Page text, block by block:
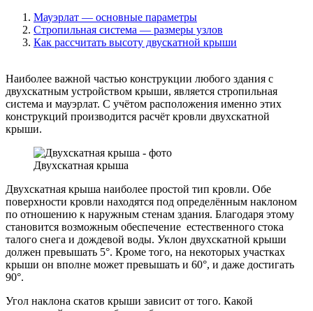
Мауэрлат — основные параметры
Стропильная система — размеры узлов
Как рассчитать высоту двускатной крыши
Наиболее важной частью конструкции любого здания с
двухскатным устройством крыши, является стропильная
система и мауэрлат. С учётом расположения именно этих
конструкций производится расчёт кровли двухскатной
крыши.
Двухскатная крыша
Двухскатная крыша наиболее простой тип кровли. Обе
поверхности кровли находятся под определённым наклоном
по отношению к наружным стенам здания. Благодаря этому
становится возможным обеспечение естественного стока
талого снега и дождевой воды. Уклон двухскатной крыши
должен превышать 5°. Кроме того, на некоторых участках
крыши он вполне может превышать и 60°, и даже достигать
90°.
Угол наклона скатов крыши зависит от того. Какой